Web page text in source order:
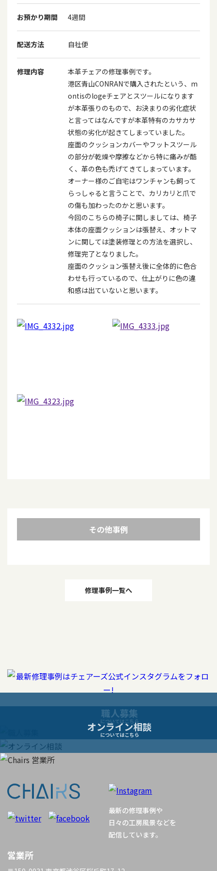
お預かり期間 4週間
配送方法 自社便
修理内容
本革チェアの修理事例です。
港区青山CONRANで購入されたという、m
ontisのlogeチェアとスツールになります
が本革張りのもので、お決まりの劣化症状
と言ってはなんですが本革特有のカサカサ
状態の劣化が起きてしまっていました。
座面のクッションカバーやフットスツール
の部分が乾燥や摩擦などから特に痛みが酷
く、革の色も禿げてきてしまっています。
オーナー様のご自宅はワンチャンも飼って
らっしゃると言うことで、カリカリと爪で
の傷も加わったのかと思います。
今回のこちらの椅子に関しましては、椅子
本体の座面クッションは張替え、オットマ
ンに関しては塗装修理との方法を選択し、
修理完了となりました。
座面のクッション張替え後に全体的に色合
わせも行っているので、仕上がりに色の違
和感は出ていないと思います。
その他事例
ゲ
ー
シ
ョ
ン
修理事例一覧へ
職人募集
についてはこちら
オンライン相談
についてはこちら
最新の修理事例や
日々の工房風景などを
配信しています。
営業所